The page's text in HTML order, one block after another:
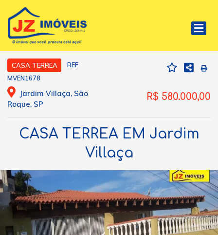
CASA TERREA
REF
MVEN1678
Jardim Villaça, São
Roque, SP
R$ 580.000,00
CASA TERREA EM Jardim
Villaça